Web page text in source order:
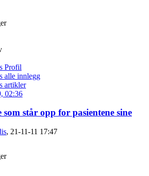
Profil
alle innlegg
artikler
02:36
som står opp for pasientene sine
, 21-11-11 17:47